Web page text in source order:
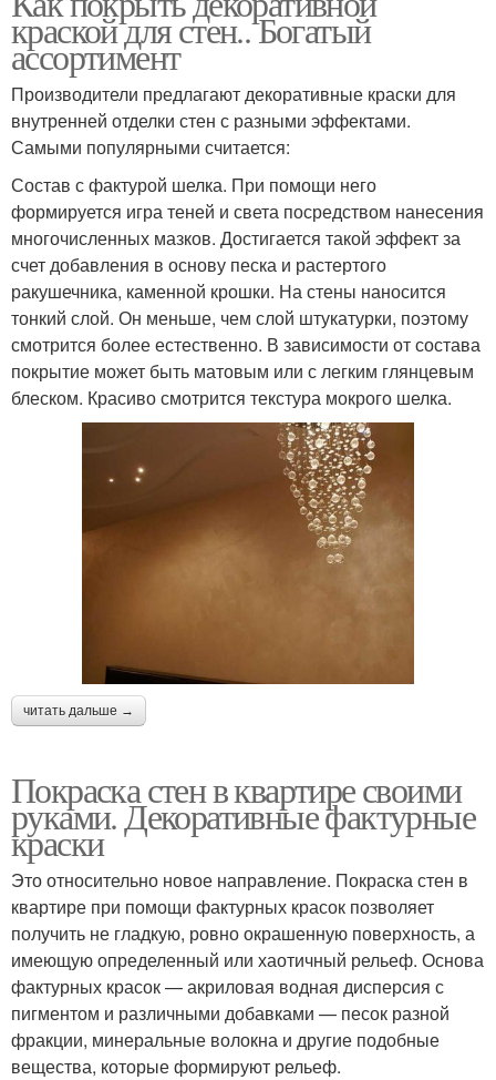
краской для стен.. Богатый
ассортимент
Производители предлагают декоративные краски для
внутренней отделки стен с разными эффектами.
Самыми популярными считается:
Состав с фактурой шелка. При помощи него
формируется игра теней и света посредством нанесения
многочисленных мазков. Достигается такой эффект за
счет добавления в основу песка и растертого
ракушечника, каменной крошки. На стены наносится
тонкий слой. Он меньше, чем слой штукатурки, поэтому
смотрится более естественно. В зависимости от состава
покрытие может быть матовым или с легким глянцевым
блеском. Красиво смотрится текстура мокрого шелка.
читать дальше →
Покраска стен в квартире своими
руками. Декоративные фактурные
краски
Это относительно новое направление. Покраска стен в
квартире при помощи фактурных красок позволяет
получить не гладкую, ровно окрашенную поверхность, а
имеющую определенный или хаотичный рельеф. Основа
фактурных красок — акриловая водная дисперсия с
пигментом и различными добавками — песок разной
фракции, минеральные волокна и другие подобные
вещества, которые формируют рельеф.